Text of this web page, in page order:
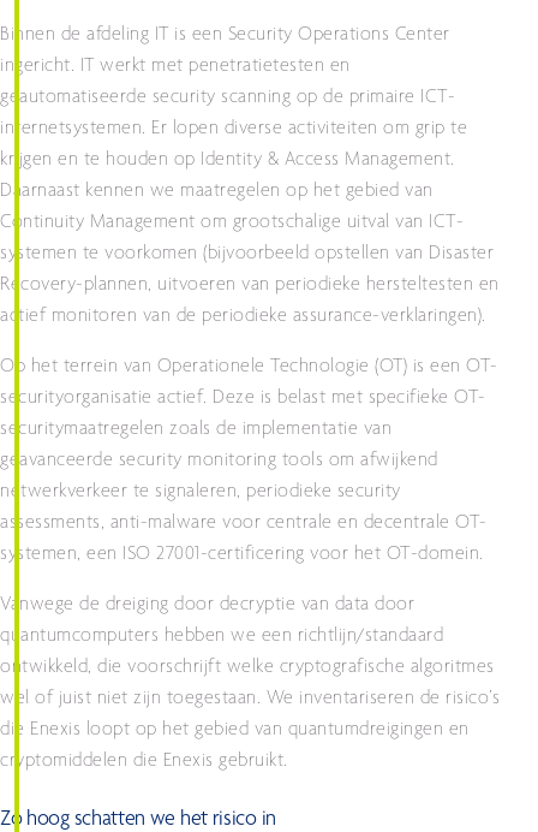
Binnen de afdeling IT is een Security Operations Center
ingericht. IT werkt met penetratietesten en
geautomatiseerde security scanning op de primaire ICT-
internetsystemen. Er lopen diverse activiteiten om grip te
krijgen en te houden op Identity & Access Management.
Daarnaast kennen we maatregelen op het gebied van
Continuity Management om grootschalige uitval van ICT-
systemen te voorkomen (bijvoorbeeld opstellen van Disaster
Recovery-plannen, uitvoeren van periodieke hersteltesten en
actief monitoren van de periodieke assurance-verklaringen).
Op het terrein van Operationele Technologie (OT) is een OT-
securityorganisatie actief. Deze is belast met specifieke OT-
securitymaatregelen zoals de implementatie van
geavanceerde security monitoring tools om afwijkend
netwerkverkeer te signaleren, periodieke security
assessments, anti-malware voor centrale en decentrale OT-
systemen, een ISO 27001-certificering voor het OT-domein.
Vanwege de dreiging door decryptie van data door
quantumcomputers hebben we een richtlijn/standaard
ontwikkeld, die voorschrijft welke cryptografische algoritmes
wel of juist niet zijn toegestaan. We inventariseren de risico’s
die Enexis loopt op het gebied van quantumdreigingen en
cryptomiddelen die Enexis gebruikt.
Zo hoog schatten we het risico in